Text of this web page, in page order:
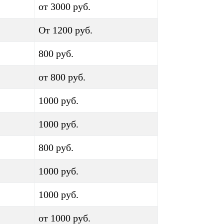
от 3000 руб.
От 1200 руб.
800 руб.
от 800 руб.
1000 руб.
1000 руб.
800 руб.
1000 руб.
1000 руб.
от 1000 руб.